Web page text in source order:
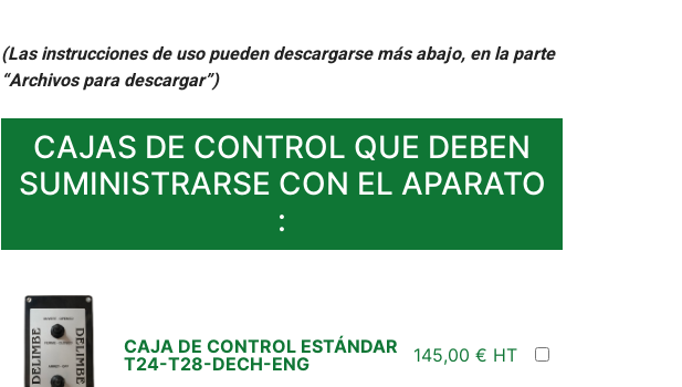
(Las instrucciones de uso pueden descargarse más abajo, en la parte
“Archivos para descargar”)
CAJAS DE CONTROL QUE DEBEN
SUMINISTRARSE CON EL APARATO
:
CAJA DE CONTROL ESTÁNDAR
T24-T28-DECH-ENG
145,00 € HT